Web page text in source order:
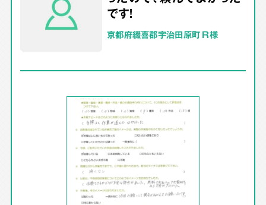
です！
京都府綴喜郡宇治田原町 R様